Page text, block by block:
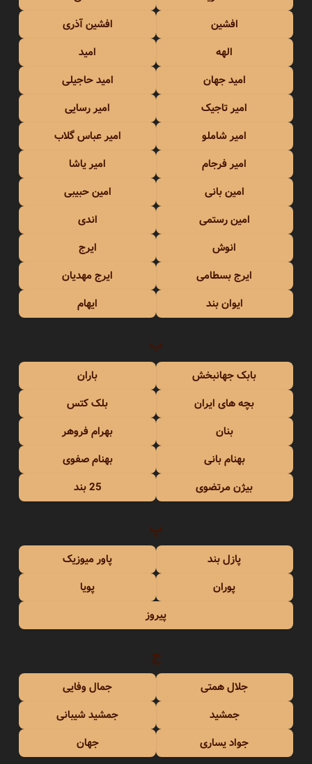
افشین
افشین آذری
الهه
امید
امید جهان
امید حاجیلی
امیر تاجیک
امیر رسایی
امیر شاملو
امیر عباس گلاب
امیر فرجام
امیر یاشا
امین بانی
امین حبیبی
امین رستمی
اندی
انوش
ایرج
ایرج بسطامی
ایرج مهدیان
ایوان بند
ایهام
ب
بابک جهانبخش
باران
بچه های ایران
بلک کتس
بنان
بهرام فروهر
بهنام بانی
بهنام صفوی
بیژن مرتضوی
25 بند
پ
پازل بند
پاور میوزیک
پوران
پویا
پیروز
ج
جلال همتی
جمال وفایی
جمشید
جمشید شیبانی
جواد یساری
جهان